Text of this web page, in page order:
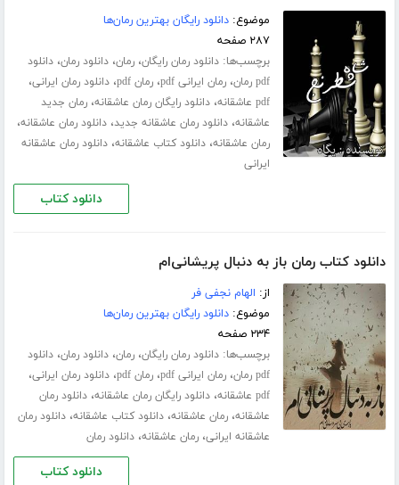
موضوع:دانلود رایگان بهترین رمان‌ها
۲۸۷ صفحه
برچسب‌ها:دانلود رمان رایگان،رمان،دانلود رمان،دانلود
pdf رمان
،رمان ایرانی pdf ،رمان pdf ،دانلود رمان ایرانی،
pdf عاشقانه ،دانلود رایگان رمان عاشقانه،رمان جدید
عاشقانه،دانلود رمان عاشقانه جدید،دانلود رمان عاشقانه،
رمان عاشقانه،دانلود کتاب عاشقانه،دانلود رمان عاشقانه
ایرانی
دانلود کتاب
دانلود کتاب رمان باز به دنبال پریشانی‌ام
از: الهام نجفی فر
موضوع:دانلود رایگان بهترین رمان‌ها
۲۳۴ صفحه
برچسب‌ها:دانلود رمان رایگان،رمان،دانلود رمان،دانلود
pdf رمان
،رمان ایرانی pdf ،رمان pdf ،دانلود رمان ایرانی،
pdf عاشقانه ،دانلود رایگان رمان عاشقانه،دانلود رمان
عاشقانه،رمان عاشقانه،دانلود کتاب عاشقانه،دانلود رمان
عاشقانه ایرانی،رمان عاشقانه،دانلود رمان
دانلود کتاب